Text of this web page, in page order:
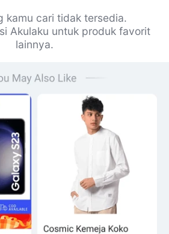
kamu cari tidak tersedia.
Akulaku untuk produk favorit
lainnya.